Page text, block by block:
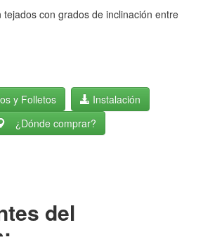
tejados con grados de inclinación entre
y Folletos
Instalación
¿Dónde comprar?
del